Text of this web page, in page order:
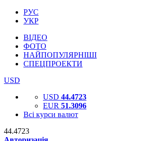
РУС
УКР
ВІДЕО
ФОТО
НАЙПОПУЛЯРНІШІ
СПЕЦПРОЕКТИ
USD
USD 44.4723
EUR 51.3096
Всі курси валют
44.4723